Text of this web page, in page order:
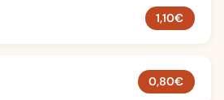
1,10€
0,80€